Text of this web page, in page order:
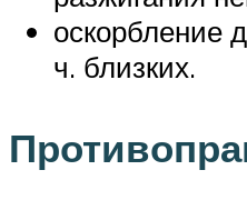
оскорбление
ч. близких.